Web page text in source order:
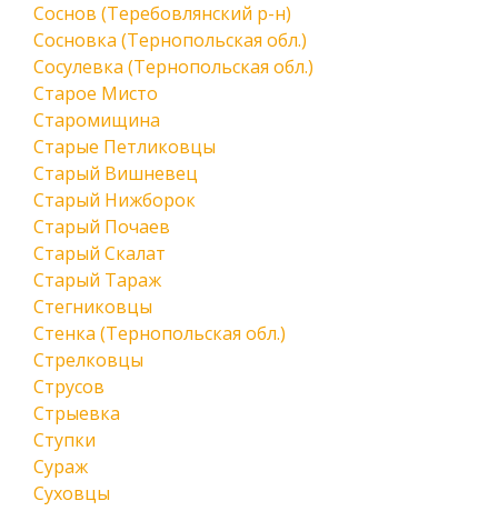
Соснов (Теребовлянский р-н)
Сосновка (Тернопольская обл.)
Сосулевка (Тернопольская обл.)
Старое Мисто
Старомищина
Старые Петликовцы
Старый Вишневец
Старый Нижборок
Старый Почаев
Старый Скалат
Старый Тараж
Стегниковцы
Стенка (Тернопольская обл.)
Стрелковцы
Струсов
Стрыевка
Ступки
Сураж
Суховцы